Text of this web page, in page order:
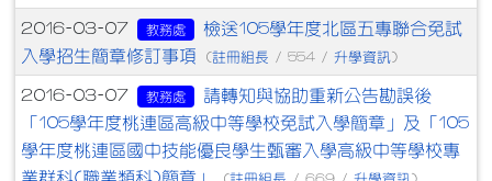
2016-03-07 教務處
檢送105學年度北區五專聯合免試
入學招生簡章修訂事項
(註冊組長 / 554 / 升學資訊 )
2016-03-07 教務處
請轉知與協助重新公告勘誤後
「105學年度桃連區高級中等學校免試入學簡章」及「105
學年度桃連區國中技能優良學生甄審入學高級中等學校專
業群科(職業類科)簡章」